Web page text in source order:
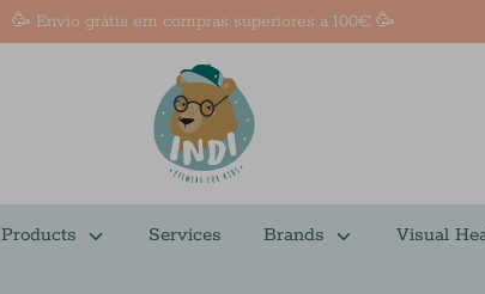
🥳 Envio grátis em compras superiores a 100€ 🥳
Products Services Brands Visual